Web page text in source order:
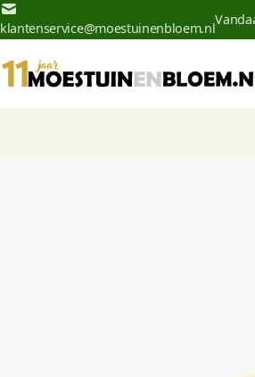
Ga naar de inhoud
klantenservice@moestuinenbloem.nl